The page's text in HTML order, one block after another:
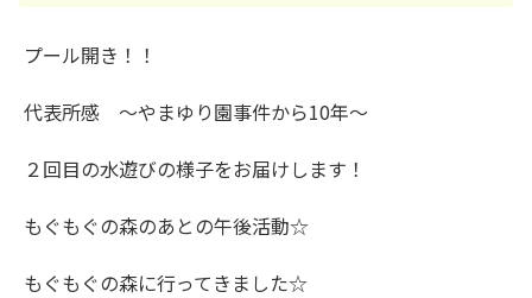
プール開き！！
代表所感 ～やまゆり園事件から10年～
２回目の水遊びの様子をお届けします！
もぐもぐの森のあとの午後活動☆
もぐもぐの森に行ってきました☆